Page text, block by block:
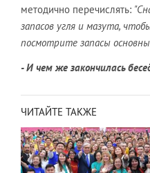
методично перечислять:
запасов угля и мазута,
посмотрите запасы
- И чем же закончилась
ЧИТАЙТЕ ТАКЖЕ